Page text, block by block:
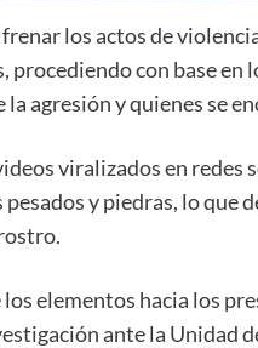
los actos de
procediendo con base
la agresión y quienes se
viralizados en
y piedras, lo que
elementos hacia los
ante la Unidad